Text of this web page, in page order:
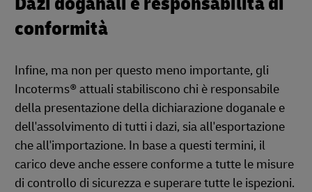
conformità
Infine, ma non per questo meno importante, gli
Incoterms® attuali stabiliscono chi è responsabile
della presentazione della dichiarazione doganale e
dell'assolvimento di tutti i dazi, sia all'esportazione
che all'importazione. In base a questi termini, il
carico deve anche essere conforme a tutte le misure
di controllo di sicurezza e superare tutte le ispezioni.